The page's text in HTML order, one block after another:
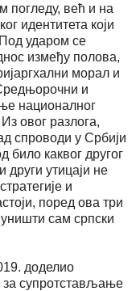
погледу, већ и на
идентитета који
ударом се
између полова,
морал и
и
националног
овог разлога,
спроводи у Србији
било каквог другог
други утицаји не
и
поред ова три
сам српски
доделио
за супротстављање